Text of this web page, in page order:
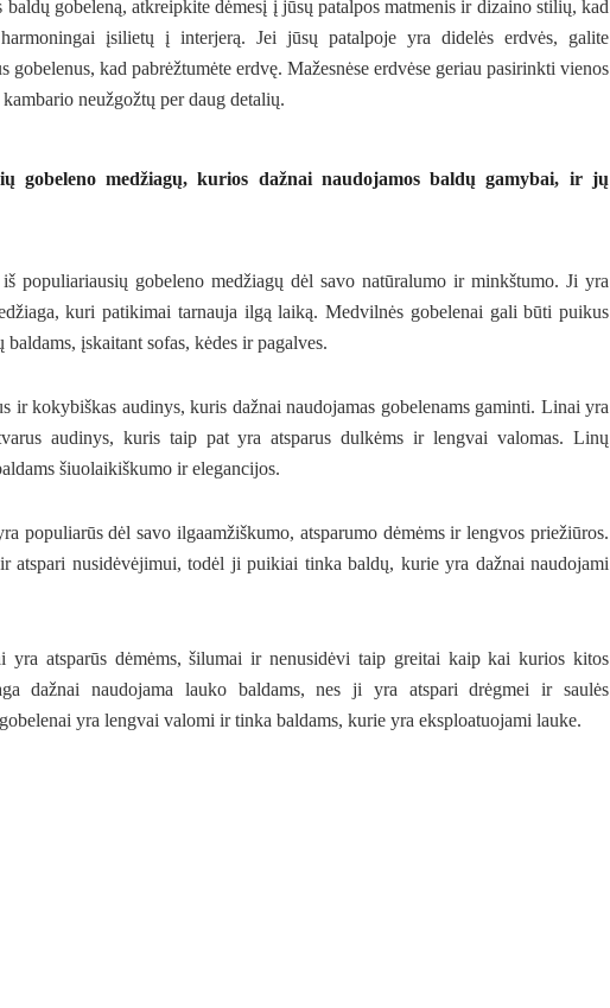
baldų gobeleną, atkreipkite dėmesį į jūsų patalpos matmenis ir dizaino stilių, kad
harmoningai įsilietų į interjerą. Jei jūsų patalpoje yra didelės erdvės, galite
gobelenus, kad pabrėžtumėte erdvę. Mažesnėse erdvėse geriau pasirinkti vienos
neužgožtų per daug detalių.
gobeleno medžiagų, kurios dažnai naudojamos baldų gamybai, ir jų
populiariausių gobeleno medžiagų dėl savo natūralumo ir minkštumo. Ji yra
kuri patikimai tarnauja ilgą laiką. Medvilnės gobelenai gali būti puikus
įskaitant sofas, kėdes ir pagalves.
ir kokybiškas audinys, kuris dažnai naudojamas gobelenams gaminti. Linai yra
audinys, kuris taip pat yra atsparus dulkėms ir lengvai valomas. Linų
šiuolaikiškumo ir elegancijos.
populiarūs dėl savo ilgaamžiškumo, atsparumo dėmėms ir lengvos priežiūros.
atspari nusidėvėjimui, todėl ji puikiai tinka baldų, kurie yra dažnai naudojami
yra atsparūs dėmėms, šilumai ir nenusidėvi taip greitai kaip kai kurios kitos
dažnai naudojama lauko baldams, nes ji yra atspari drėgmei ir saulės
yra lengvai valomi ir tinka baldams, kurie yra eksploatuojami lauke.